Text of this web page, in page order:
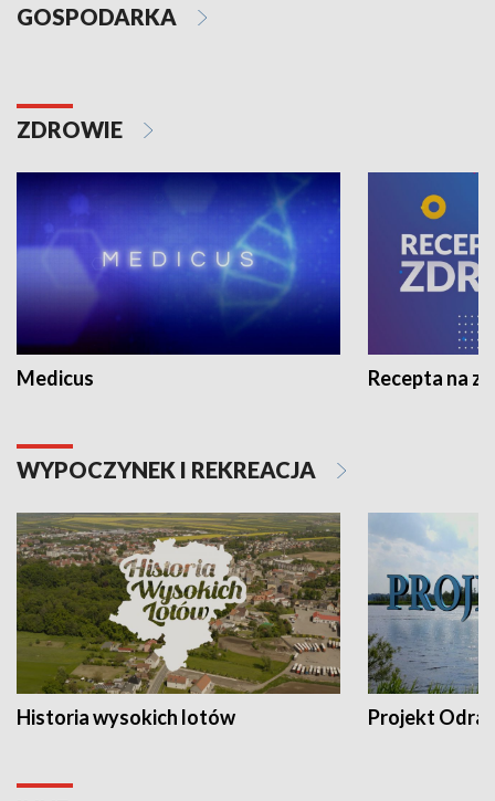
GOSPODARKA
ZDROWIE
Medicus Recepta na
WYPOCZYNEK I REKREACJA
Historia wysokich lotów Projekt Odra